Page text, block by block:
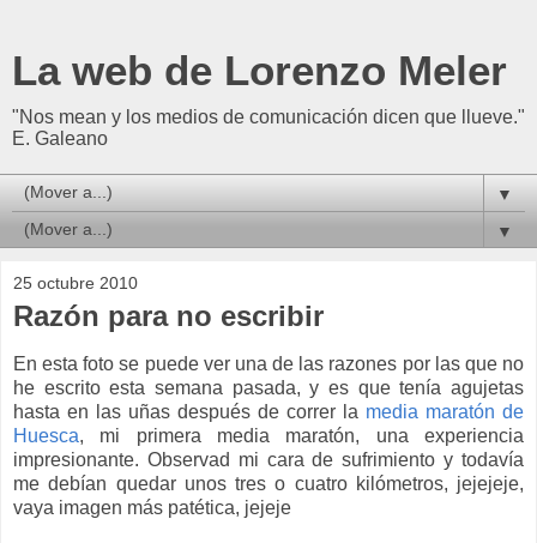
La web de Lorenzo Meler
"Nos mean y los medios de comunicación dicen que llueve."
E. Galeano
▼
▼
25 octubre 2010
Razón para no escribir
En esta foto se puede ver una de las razones por las que no
he escrito esta semana pasada, y es que tenía agujetas
hasta en las uñas después de correr la media maratón de
Huesca, mi primera media maratón, una experiencia
impresionante. Observad mi cara de sufrimiento y todavía
me debían quedar unos tres o cuatro kilómetros, jejejeje,
vaya imagen más patética, jejeje